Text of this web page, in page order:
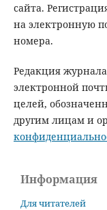
сайта.
на электронную
номера.
Редакция
электронной
целей,
другим лицам и
Информация
Для читателей